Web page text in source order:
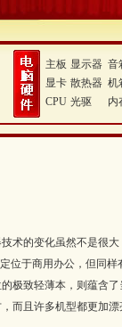
主板 显示器 音
显卡 散热器 机
CPU 光驱 内
术的变化虽然不是很
位于商用办公，但同
极致轻薄本，则蕴含
而且许多机型都更加漂